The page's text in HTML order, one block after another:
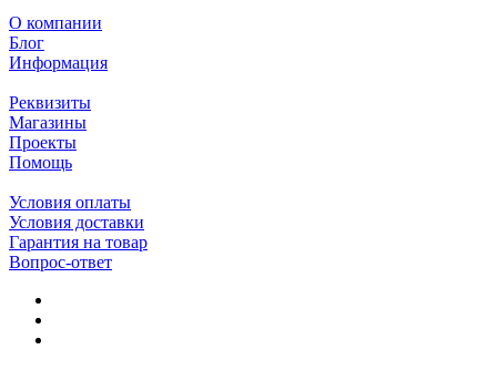
О компании
Блог
Информация
Реквизиты
Магазины
Проекты
Помощь
Условия оплаты
Условия доставки
Гарантия на товар
Вопрос-ответ